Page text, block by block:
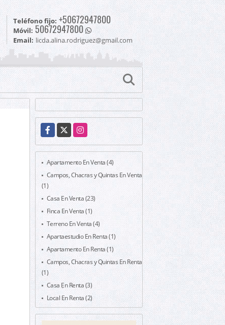
Teléfono fijo: +50672947800
Móvil: 50672947800
Email: licda.alina.rodriguez@gmail.com
Facebook
X Instagram
Apartamento En Venta (4)
Campos, Chacras y Quintas En Venta
(1)
Casa En Venta (23)
Finca En Venta (1)
Terreno En Venta (4)
Apartaestudio En Renta (1)
Apartamento En Renta (1)
Campos, Chacras y Quintas En Renta
(1)
Casa En Renta (3)
Local En Renta (2)